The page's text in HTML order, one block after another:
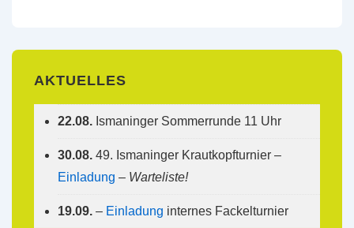
AKTUELLES
22.08. Ismaninger Sommerrunde 11 Uhr
30.08. 49. Ismaninger Krautkopfturnier –
Einladung – Warteliste!
19.09. – Einladung internes Fackelturnier